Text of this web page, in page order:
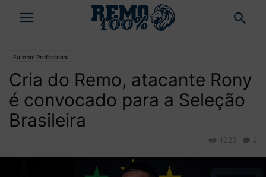
Futebol Profissional
Cria do Remo, atacante Rony
é convocado para a Seleção
Brasileira
2
1023